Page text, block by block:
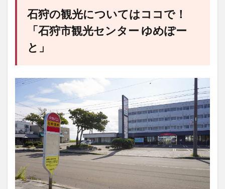
石狩の観光についてはココで！
「石狩市観光センター ゆめぽー
と 」